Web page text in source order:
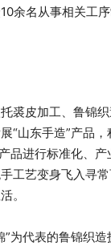
余名从事相关工
裘皮加工、鲁锦
“山东手造”产品
品进行标准化、
工艺变身飞入寻
。
”为代表的鲁锦织